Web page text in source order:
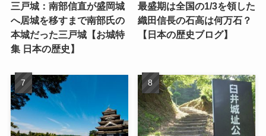
三戸城：南部信直が盛岡城
へ居城を移すまで南部氏の
本城だった三戸城【お城特
集 日本の歴史】
最盛期は全国の1/3を領した
織田信長の石高は何万石？
【日本の歴史ブログ】